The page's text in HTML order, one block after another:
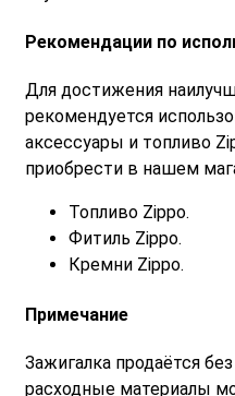
Рекомендации по
Для достижения
рекомендуется
аксессуары и топливо
приобрести в нашем
Топливо Zippo.
Фитиль Zippo.
Кремни Zippo.
Примечание
Зажигалка продаётся
расходные материалы